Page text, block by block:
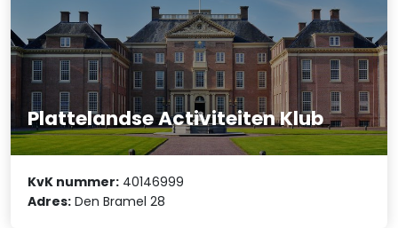
Plattelandse Activiteiten Klub
KvK nummer: 40146999
Adres: Den Bramel 28